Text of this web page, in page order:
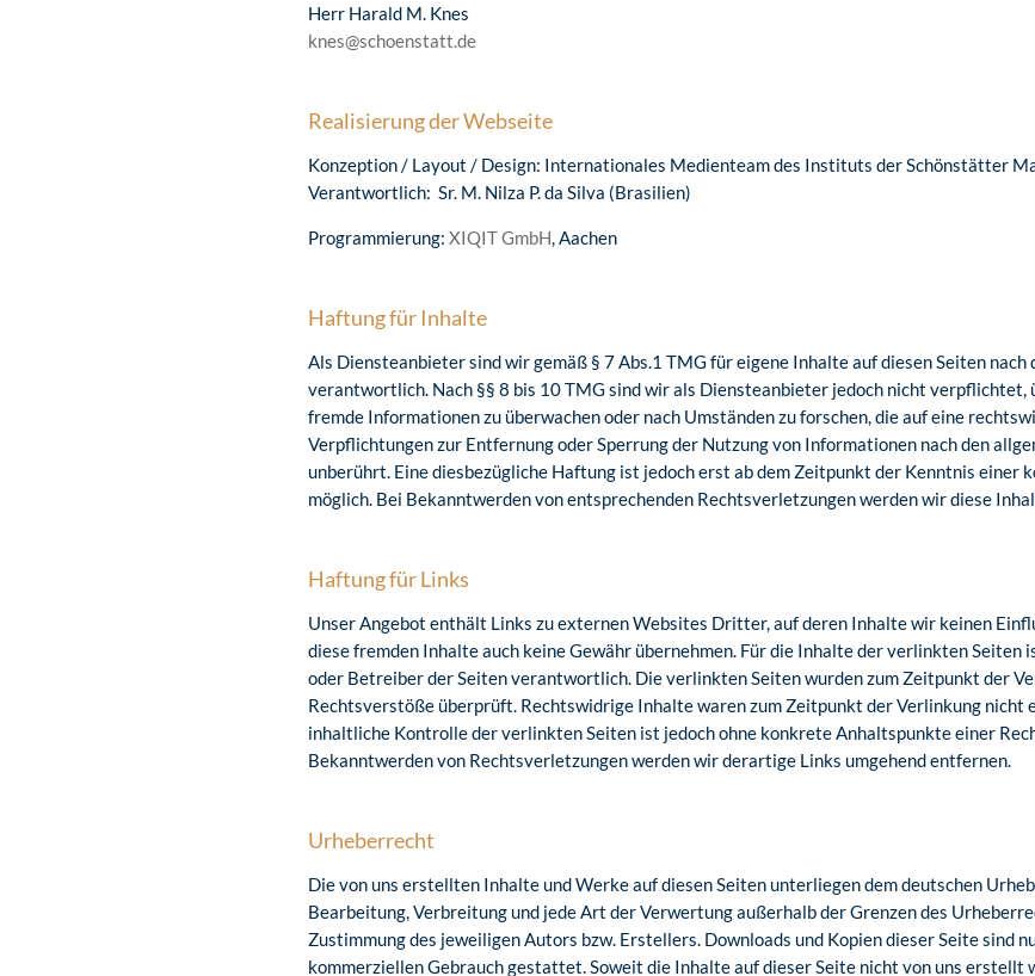
Herr Harald M. Knes
knes@schoenstatt.de
Realisierung der Webseite
Konzeption / Layout / Design: Internationales Medienteam des Instituts der Schönstätter
Verantwortlich: Sr. M. Nilza P. da Silva (Brasilien)
Programmierung: XIQIT GmbH, Aachen
Haftung für Inhalte
Als Diensteanbieter sind wir gemäß § 7 Abs.1 TMG für eigene Inhalte auf diesen Seiten nach
verantwortlich. Nach §§ 8 bis 10 TMG sind wir als Diensteanbieter jedoch nicht
fremde Informationen zu überwachen oder nach Umständen zu forschen, die auf eine
Verpflichtungen zur Entfernung oder Sperrung der Nutzung von Informationen nach den
unberührt. Eine diesbezügliche Haftung ist jedoch erst ab dem Zeitpunkt der Kenntnis einer
möglich. Bei Bekanntwerden von entsprechenden Rechtsverletzungen werden wir diese
Haftung für Links
Unser Angebot enthält Links zu externen Websites Dritter, auf deren Inhalte wir keinen
diese fremden Inhalte auch keine Gewähr übernehmen. Für die Inhalte der verlinkten
oder Betreiber der Seiten verantwortlich. Die verlinkten Seiten wurden zum Zeitpunkt der
Rechtsverstöße überprüft. Rechtswidrige Inhalte waren zum Zeitpunkt der Verlinkung nicht
inhaltliche Kontrolle der verlinkten Seiten ist jedoch ohne konkrete Anhaltspunkte einer
Bekanntwerden von Rechtsverletzungen werden wir derartige Links umgehend entfernen.
Urheberrecht
Die von uns erstellten Inhalte und Werke auf diesen Seiten unterliegen dem deutschen
Bearbeitung, Verbreitung und jede Art der Verwertung außerhalb der Grenzen des
Zustimmung des jeweiligen Autors bzw. Erstellers. Downloads und Kopien dieser Seite sind
kommerziellen Gebrauch gestattet. Soweit die Inhalte auf dieser Seite nicht von uns erstellt